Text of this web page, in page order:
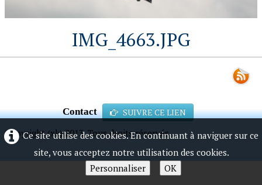
IMG_4663.JPG
Contact SUIVRE CE LIEN
Copyright (xk) 2013. Tous droits réservés.
Ce site utilise des cookies. En continuant à naviguer sur ce
site, vous acceptez notre utilisation des cookies.
Personnaliser
OK